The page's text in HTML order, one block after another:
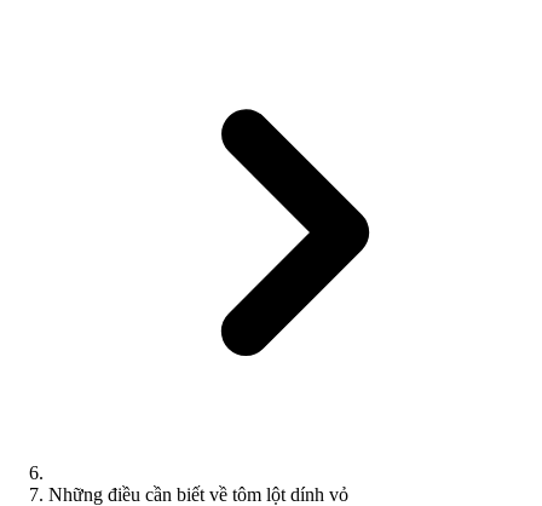
Những điều cần biết về tôm lột dính vỏ